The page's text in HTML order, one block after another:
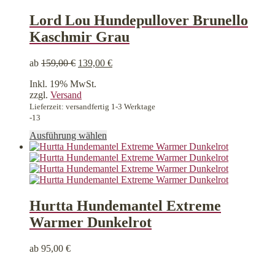
Optionen
können
auf
Produktseite
gewählt
Lord Lou Hundepullover Brunello
Kaschmir Grau
ab 159,00€ 139,00 €
Inkl. 19% MwSt.
zzgl. Versand
Lieferzeit: versandfertig 1-3 Werktage
-13
Ausführung wählen
Produkt
weist
mehrere
Varianten
Die
Optionen
können
Hurtta Hundemantel Extreme
Warmer Dunkelrot
ab 95,00 €